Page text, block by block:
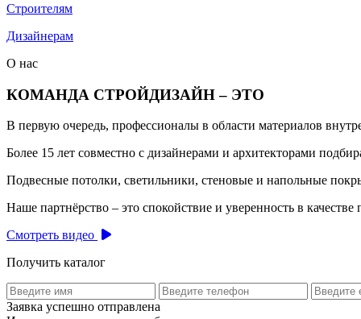
Строителям
Дизайнерам
О нас
КОМАНДА СТРОЙДИЗАЙН – ЭТО
В первую очередь, профессионалы в области материалов
Более 15 лет совместно с дизайнерами и архитекторами
Подвесные потолки, светильники, стеновые и напольные
Наше партнёрство – это спокойствие и уверенность в качестве
Смотреть видео
Получить каталог
Заявка успешно отправлена